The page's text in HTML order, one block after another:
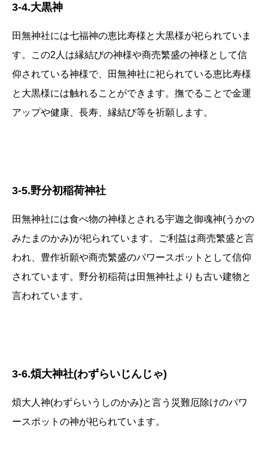
3-4.大黒神
田無神社には七福神の恵比寿様と大黒様が祀られていま
す。この2人は縁結びの神様や商売繁盛の神様として信
仰されている神様で、田無神社に祀られている恵比寿様
と大黒様には触れることができます。撫でることで金運
アップや健康、長寿、縁結び等を祈願します。
3-5.野分初稲荷神社
田無神社には食べ物の神様とされる宇迦之御魂神(うかの
みたまのかみ)が祀られています。ご利益は商売繁盛と言
われ、豊作祈願や商売繁盛のパワースポットとして信仰
されています。野分初稲荷は田無神社よりも古い建物と
言われています。
3-6.煩大神社(わずらいじんじゃ)
煩大人神(わずらいうしのかみ)と言う災難厄除けのパワ
ースポットの神が祀られています。